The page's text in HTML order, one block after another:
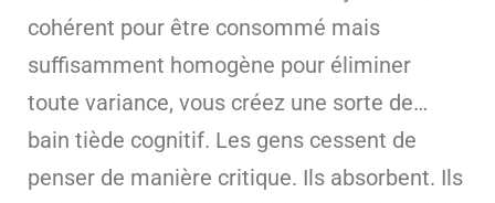
cohérent pour être consommé mais
suffisamment homogène pour éliminer
toute variance, vous créez une sorte de…
bain tiède cognitif. Les gens cessent de
penser de manière critique. Ils absorbent. Ils